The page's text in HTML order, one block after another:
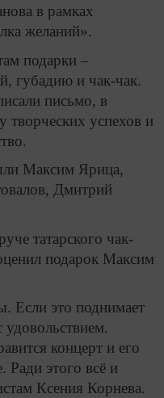
в рамках
желаний».
подарки –
губадию и чак-чак.
письмо, в
творческих успехов и
Максим Ярица,
Дмитрий
татарского чак-
подарок Максим
Если это поднимает
удовольствием.
концерт и его
Ради этого всё и
Ксения Корнева.